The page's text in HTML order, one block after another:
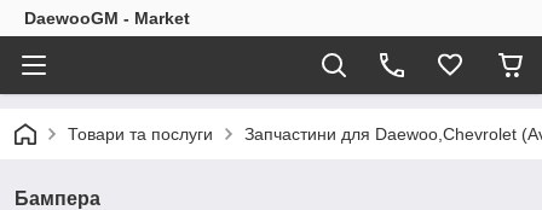
DaewooGM - Market
Товари та послуги Запчастини для Daewoo,Chevrolet
Бампера